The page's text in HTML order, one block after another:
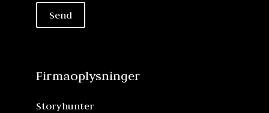
Firmaoplysninger
Storyhunter